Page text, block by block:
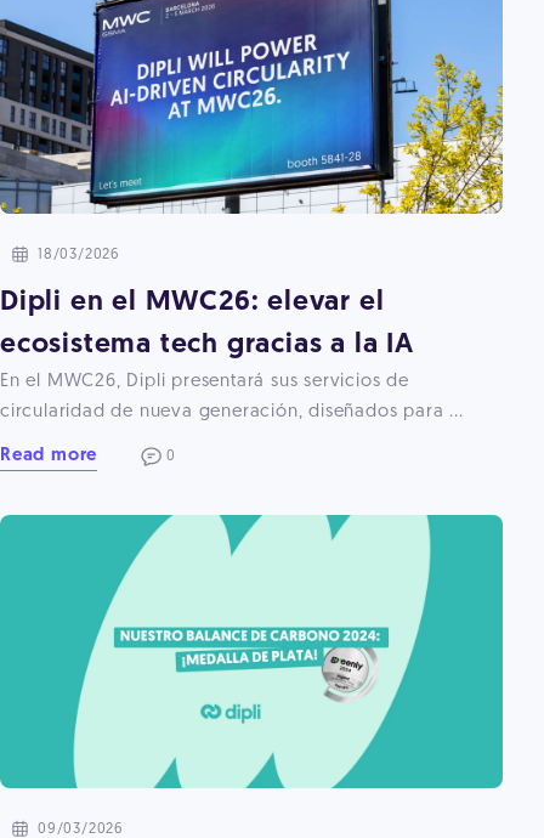
18/03/2026
Dipli en el MWC26: elevar el
ecosistema tech gracias a la IA
En el MWC26, Dipli presentará sus servicios de
circularidad de nueva generación, diseñados para ...
Read more 0
09/03/2026